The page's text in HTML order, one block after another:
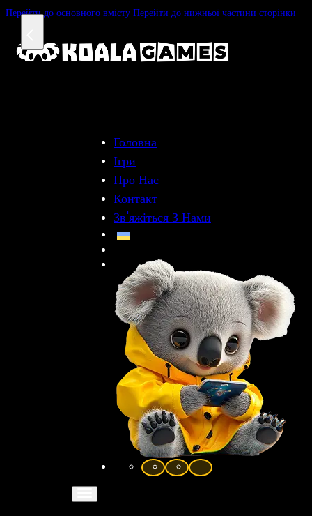
Перейти до основного вмісту Перейти до нижньої частини сторінки
Головна
Ігри
Про Нас
Контакт
Зв'яжіться З Нами